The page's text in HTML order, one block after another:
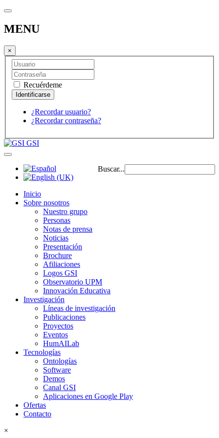
MENU
×
Recuérdeme
¿Recordar usuario?
¿Recordar contraseña?
GSI
Buscar...
Inicio
Sobre nosotros
Nuestro grupo
Personas
Notas de prensa
Noticias
Presentación
Brochure
Afiliaciones
Logos GSI
Observatorio UPM
Innovación Educativa
Investigación
Líneas de investigación
Publicaciones
Proyectos
Eventos
HumAILab
Tecnologías
Ontologías
Software
Demos
Canal GSI
Aplicaciones en Google Play
Ofertas
Contacto
×